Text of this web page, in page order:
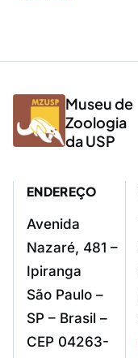
Museu de
Zoologia
da USP
ENDEREÇO
Avenida
Nazaré, 481 –
Ipiranga
São Paulo –
SP – Brasil –
CEP 04263-